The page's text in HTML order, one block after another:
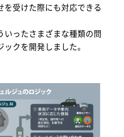
を受けた際にも対応できる
いったさまざまな種類の問
クを開発しました。